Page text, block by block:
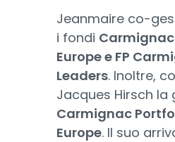
Jeanmaire co-
i fondi
Europe e FP
Leaders. Inoltre,
Jacques Hirsch la
Carmignac
Europe. Il suo